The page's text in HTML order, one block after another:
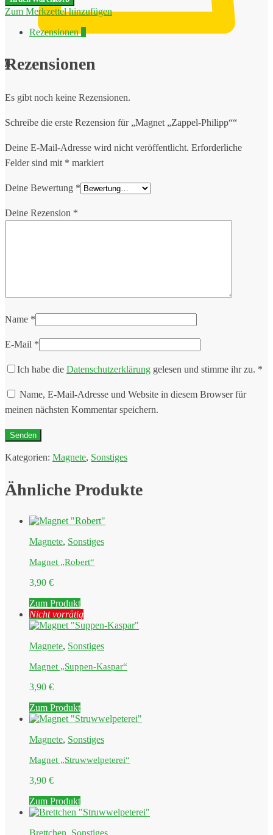
0
Philipp"
Menge
Zum Merkzettel hinzufügen
Rezensionen
Rezensionen
Es gibt noch keine Rezensionen.
Schreibe die erste Rezension für „Magnet „Zappel-Philipp““
Deine E-Mail-Adresse wird nicht veröffentlicht. Erforderliche
Felder sind mit * markiert
Deine Bewertung *
Deine Rezension *
Name *
E-Mail *
Ich habe die Datenschutzerklärung gelesen und stimme ihr zu. *
Name, E-Mail-Adresse und Website in diesem Browser für
meinen nächsten Kommentar speichern.
Kategorien: Magnete, Sonstiges
Ähnliche Produkte
Magnete, Sonstiges
Magnet „Robert“
3,90 €
Zum Produkt
Nicht vorrätig
Magnete, Sonstiges
Magnet „Suppen-Kaspar“
3,90 €
Zum Produkt
Magnete, Sonstiges
Magnet „Struwwelpeterei“
3,90 €
Zum Produkt
Brettchen, Sonstiges